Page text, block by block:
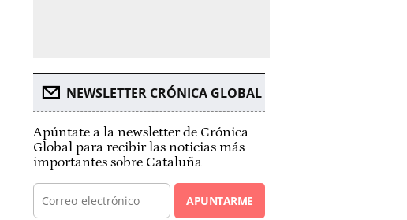
NEWSLETTER CRÓNICA GLOBAL
Apúntate a la newsletter de Crónica
Global para recibir las noticias más
importantes sobre Cataluña
APUNTARME